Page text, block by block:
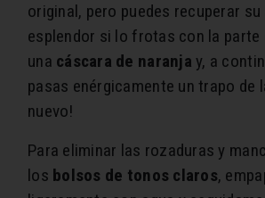
original, pero puedes recuperar
esplendor si lo frotas con la parte
una cáscara de naranja y, a
pasas enérgicamente un trapo de
nuevo!
Para eliminar las rozaduras y
los bolsos de tonos claros,